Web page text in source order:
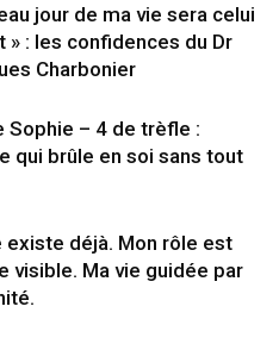
jour de ma vie sera celui
» : les confidences du Dr
Charbonier
Sophie – 4 de trèfle :
qui brûle en soi sans tout
existe déjà. Mon rôle est
visible. Ma vie guidée par